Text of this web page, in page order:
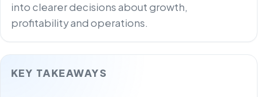
into clearer decisions about growth,
profitability and operations.
KEY TAKEAWAYS